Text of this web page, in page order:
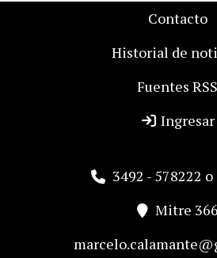
Contacto
Historial de
Fuentes RSS
Ingresar
3492 - 578222
Mitre 366